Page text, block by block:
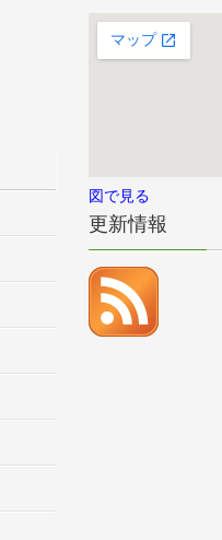
図で見る
更新情報